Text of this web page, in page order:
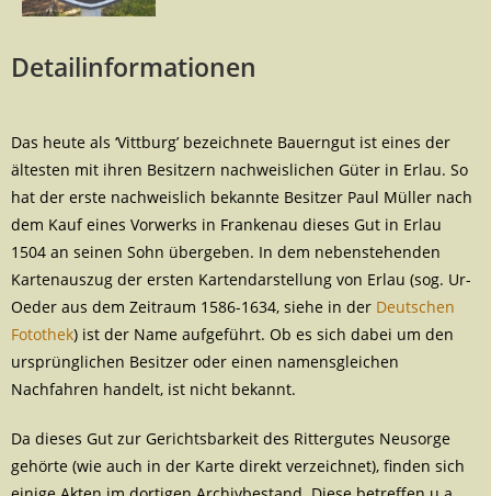
Detailinformationen
Das heute als ‘Vittburg’ bezeichnete Bauerngut ist eines der
ältesten mit ihren Besitzern nachweislichen Güter in Erlau. So
hat der erste nachweislich bekannte Besitzer Paul Müller nach
dem Kauf eines Vorwerks in Frankenau dieses Gut in Erlau
1504 an seinen Sohn übergeben. In dem nebenstehenden
Kartenauszug der ersten Kartendarstellung von Erlau (sog. Ur-
Oeder aus dem Zeitraum 1586-1634, siehe in der Deutschen
Fotothek) ist der Name aufgeführt. Ob es sich dabei um den
ursprünglichen Besitzer oder einen namensgleichen
Nachfahren handelt, ist nicht bekannt.
Da dieses Gut zur Gerichtsbarkeit des Rittergutes Neusorge
gehörte (wie auch in der Karte direkt verzeichnet), finden sich